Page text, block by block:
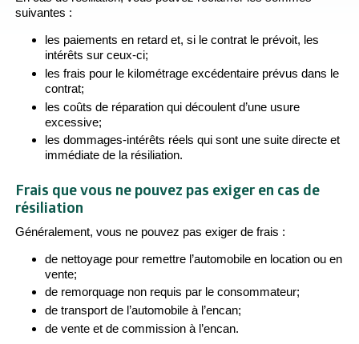
suivantes :
les paiements en retard et, si le contrat le prévoit, les
intérêts sur ceux-ci;
les frais pour le kilométrage excédentaire prévus dans le
contrat;
les coûts de réparation qui découlent d’une usure
excessive;
les dommages-intérêts réels qui sont une suite directe et
immédiate de la résiliation.
Frais que vous ne pouvez pas exiger en cas de
résiliation
Généralement, vous ne pouvez pas exiger de frais :
de nettoyage pour remettre l’automobile en location ou en
vente;
de remorquage non requis par le consommateur;
de transport de l’automobile à l’encan;
de vente et de commission à l’encan.